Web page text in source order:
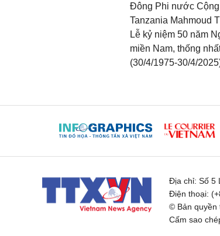
Đông Phi nước
Tanzania Mahmoud
Lễ kỷ niệm 50 năm
miền Nam, thống
(30/4/1975-30/4/
Địa chỉ: Số 5
Điện thoại:
© Bản quyền
Cấm sao